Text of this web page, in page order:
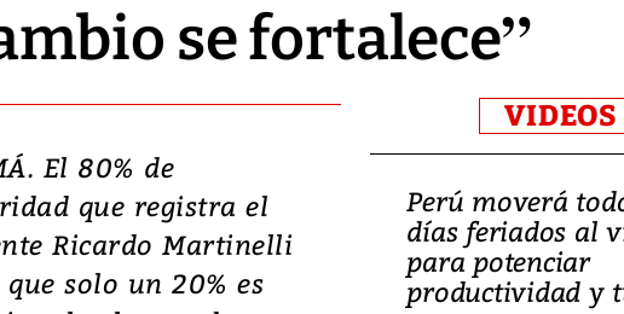
se fortalece”
El 80% de
que registra el
Ricardo Martinelli
solo un 20% es
VIDEOS
Video: Lula lanza su
candidatura con
promesas de inversión
en defensa, educación y
Perú moverá
días feriados al
para potenciar
productividad y